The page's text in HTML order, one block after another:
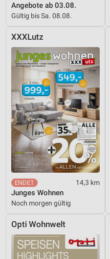
Angebote ab 03.08.
Gültig bis Sa. 08.08.
XXXLutz
14,3 km
Junges Wohnen
Noch morgen gültig
Opti Wohnwelt